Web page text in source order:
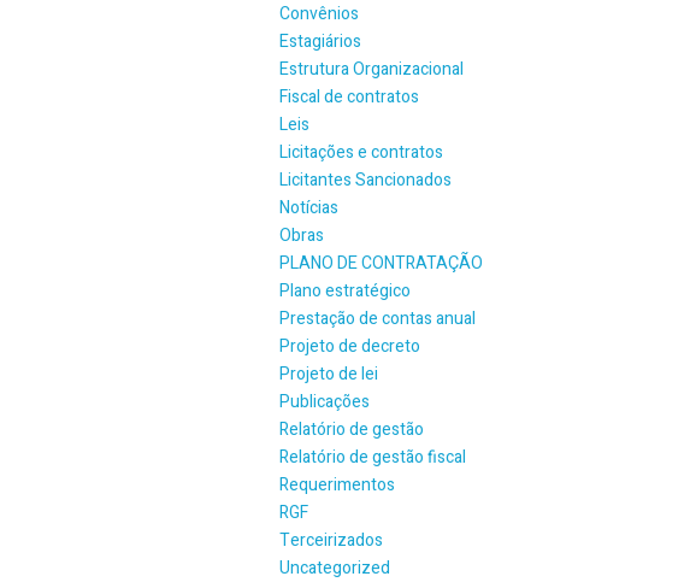
Convênios
Estagiários
Estrutura Organizacional
Fiscal de contratos
Leis
Licitações e contratos
Licitantes Sancionados
Notícias
Obras
PLANO DE CONTRATAÇÃO
Plano estratégico
Prestação de contas anual
Projeto de decreto
Projeto de lei
Publicações
Relatório de gestão
Relatório de gestão fiscal
Requerimentos
RGF
Terceirizados
Uncategorized